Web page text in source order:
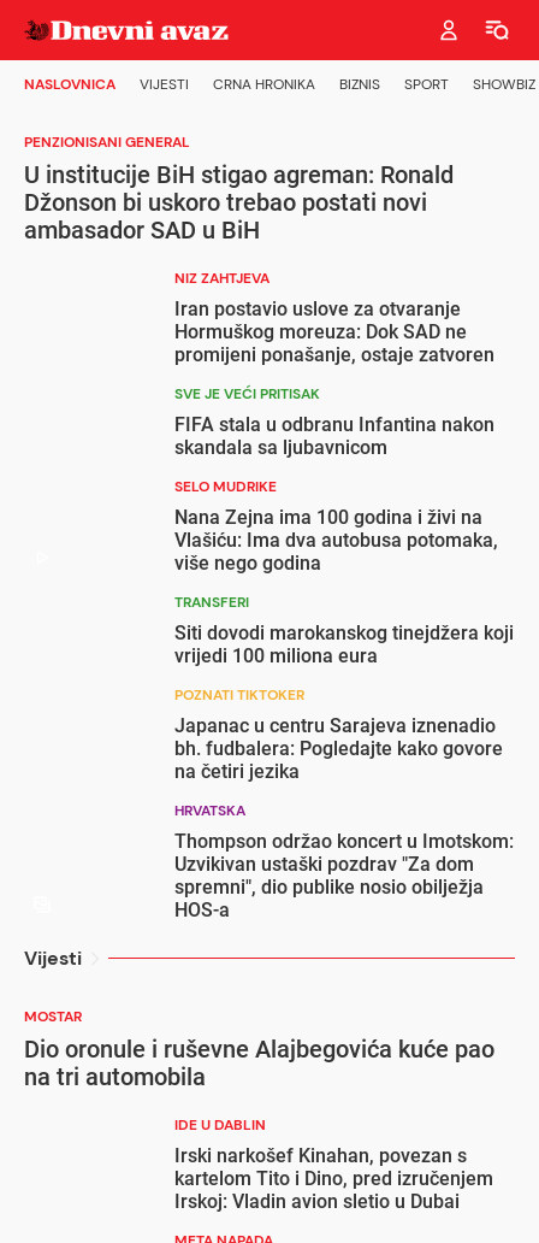
NASLOVNICA VIJESTI CRNA HRONIKA BIZNIS SPORT SHOWBIZ
PENZIONISANI GENERAL
U institucije BiH stigao agreman: Ronald
Džonson bi uskoro trebao postati novi
ambasador SAD u BiH
NIZ ZAHTJEVA
Iran postavio uslove za otvaranje
Hormuškog moreuza: Dok SAD ne
promijeni ponašanje, ostaje zatvoren
SVE JE VEĆI PRITISAK
FIFA stala u odbranu Infantina nakon
skandala sa ljubavnicom
SELO MUDRIKE
Nana Zejna ima 100 godina i živi na
Vlašiću: Ima dva autobusa potomaka,
više nego godina
TRANSFERI
Siti dovodi marokanskog tinejdžera koji
vrijedi 100 miliona eura
POZNATI TIKTOKER
Japanac u centru Sarajeva iznenadio
bh. fudbalera: Pogledajte kako govore
na četiri jezika
HRVATSKA
Thompson održao koncert u Imotskom:
Uzvikivan ustaški pozdrav "Za dom
spremni", dio publike nosio obilježja
HOS-a
Vijesti
MOSTAR
Dio oronule i ruševne Alajbegovića kuće pao
na tri automobila
IDE U DABLIN
Irski narkošef Kinahan, povezan s
kartelom Tito i Dino, pred izručenjem
Irskoj: Vladin avion sletio u Dubai